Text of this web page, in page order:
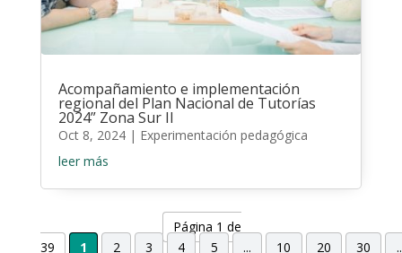
Acompañamiento e implementación
regional del Plan Nacional de Tutorías
2024” Zona Sur II
Oct 8, 2024| Experimentación pedagógica
leer más
Página 1 de
39
1 2 3 4 5 ... 10 20 30